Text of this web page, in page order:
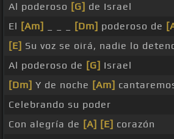
Al poderoso [G] de Israel
El [Am] [Dm] poderoso de
[E] Su voz se oirá, nadie lo
Al poderoso de [G] Israel
[Dm] Y de noche [Am]
Celebrando su poder
Con alegría de [A] [E] corazón